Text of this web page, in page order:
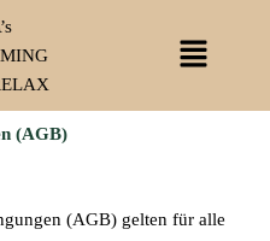
Menü
(AGB)
(AGB) gelten für alle